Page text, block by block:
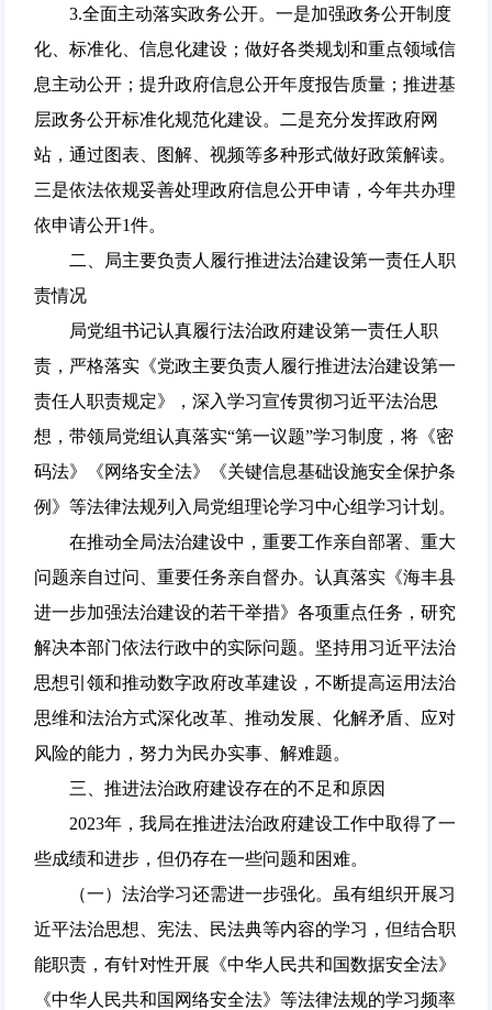
3.全面主动落实政务公开。一是加强政务公开制度
化、标准化、信息化建设；做好各类规划和重点领域信
息主动公开；提升政府信息公开年度报告质量；推进基
层政务公开标准化规范化建设。二是充分发挥政府网
站，通过图表、图解、视频等多种形式做好政策解读。
三是依法依规妥善处理政府信息公开申请，今年共办理
依申请公开1件。
二、局主要负责人履行推进法治建设第一责任人职
责情况
局党组书记认真履行法治政府建设第一责任人职
责，严格落实《党政主要负责人履行推进法治建设第一
责任人职责规定》，深入学习宣传贯彻习近平法治思
想，带领局党组认真落实“第一议题”学习制度，将《密
码法》《网络安全法》《关键信息基础设施安全保护条
例》等法律法规列入局党组理论学习中心组学习计划。
在推动全局法治建设中，重要工作亲自部署、重大
问题亲自过问、重要任务亲自督办。认真落实《海丰县
进一步加强法治建设的若干举措》各项重点任务，研究
解决本部门依法行政中的实际问题。坚持用习近平法治
思想引领和推动数字政府改革建设，不断提高运用法治
思维和法治方式深化改革、推动发展、化解矛盾、应对
风险的能力，努力为民办实事、解难题。
三、推进法治政府建设存在的不足和原因
2023年，我局在推进法治政府建设工作中取得了一
些成绩和进步，但仍存在一些问题和困难。
（一）法治学习还需进一步强化。虽有组织开展习
近平法治思想、宪法、民法典等内容的学习，但结合职
能职责，有针对性开展《中华人民共和国数据安全法》
《中华人民共和国网络安全法》等法律法规的学习频率